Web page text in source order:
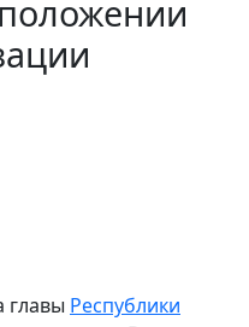
главы Республики